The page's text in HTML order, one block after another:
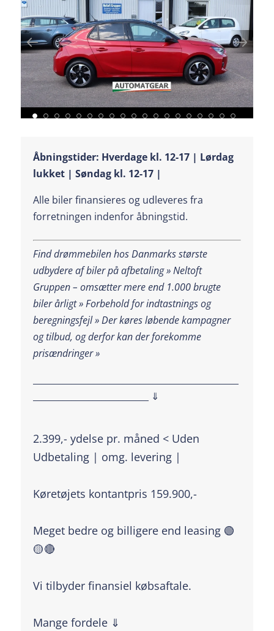
Åbningstider: Hverdage kl. 12-17 | Lørdag
lukket | Søndag kl. 12-17 |
Alle biler finansieres og udleveres fra
forretningen indenfor åbningstid.
Find drømmebilen hos Danmarks største
udbydere af biler på afbetaling » Neltoft
Gruppen – omsætter mere end 1.000 brugte
biler årligt » Forbehold for indtastnings og
beregningsfejl »Der køres løbende kampagner
og tilbud, og derfor kan der forekomme
prisændringer »
___________________________ ⇓
2.399,- ydelse pr. måned < Uden
Udbetaling | omg. levering |
Køretøjets kontantpris 159.900,-
Meget bedre og billigere end leasing 🟢
🟡🔴
Vi tilbyder finansiel købsaftale.
Mange fordele ⇓